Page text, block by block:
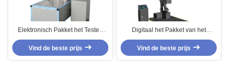
Elektronisch Pakket het Testen
Materiaal aan het Testen van
Vlotte Verfdoosoppervlakte
Vind de beste prijs
Digitaal het Pakket van het
Dalingslaboratorium het Testen
Materiaal met Enige Vleugel
Vind de beste prijs